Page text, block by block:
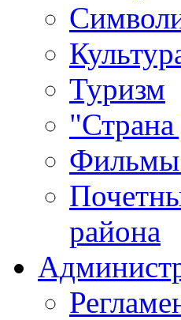
Туризм
Фильмы
района